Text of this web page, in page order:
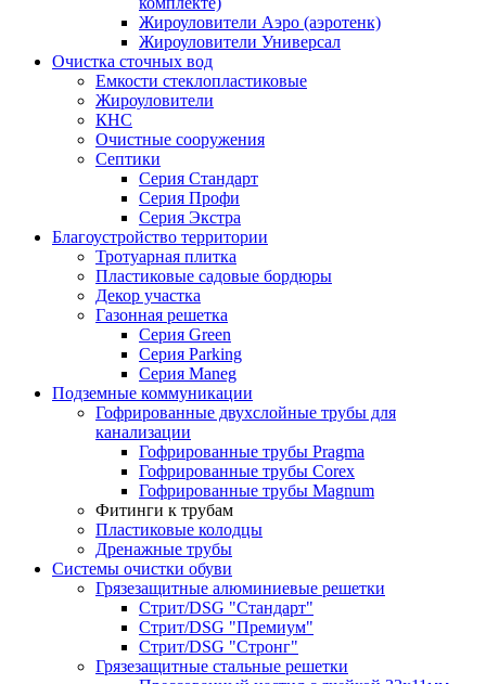
Жироуловители Аэро (аэротенк)
Жироуловители Универсал
Очистка сточных вод
Емкости стеклопластиковые
Жироуловители
КНС
Очистные сооружения
Септики
Серия Стандарт
Серия Профи
Серия Экстра
Благоустройство территории
Тротуарная плитка
Пластиковые садовые бордюры
Декор участка
Газонная решетка
Серия Green
Серия Parking
Серия Maneg
Подземные коммуникации
Гофрированные двухслойные трубы для
канализации
Гофрированные трубы Pragma
Гофрированные трубы Corex
Гофрированные трубы Magnum
Фитинги к трубам
Пластиковые колодцы
Дренажные трубы
Системы очистки обуви
Грязезащитные алюминиевые решетки
Стрит/DSG "Стандарт"
Стрит/DSG "Премиум"
Стрит/DSG "Стронг"
Грязезащитные стальные решетки